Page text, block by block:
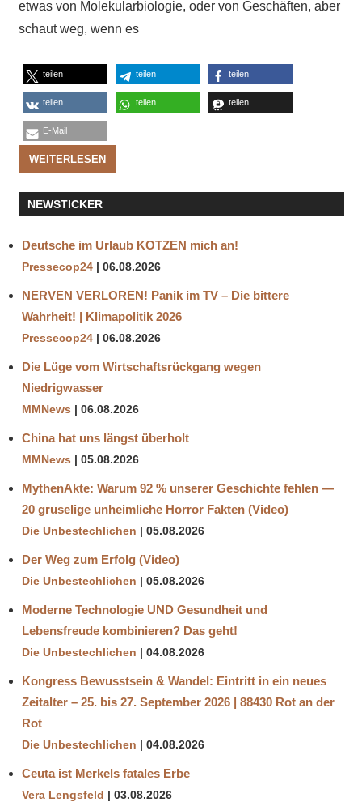
etwas von Molekularbiologie, oder von Geschäften, aber
schaut weg, wenn es
teilen teilen teilen
teilen teilen teilen
E-Mail
WEITERLESEN
NEWSTICKER
Deutsche im Urlaub KOTZEN mich an!
Pressecop24 06.08.2026
NERVEN VERLOREN! Panik im TV – Die bittere
Wahrheit! | Klimapolitik 2026
Pressecop24 06.08.2026
Die Lüge vom Wirtschaftsrückgang wegen
Niedrigwasser
MMNews 06.08.2026
China hat uns längst überholt
MMNews 05.08.2026
MythenAkte: Warum 92 % unserer Geschichte fehlen —
20 gruselige unheimliche Horror Fakten (Video)
Die Unbestechlichen 05.08.2026
Der Weg zum Erfolg (Video)
Die Unbestechlichen 05.08.2026
Moderne Technologie UND Gesundheit und
Lebensfreude kombinieren? Das geht!
Die Unbestechlichen 04.08.2026
Kongress Bewusstsein & Wandel: Eintritt in ein neues
Zeitalter – 25. bis 27. September 2026 | 88430 Rot an der
Rot
Die Unbestechlichen 04.08.2026
Ceuta ist Merkels fatales Erbe
Vera Lengsfeld 03.08.2026